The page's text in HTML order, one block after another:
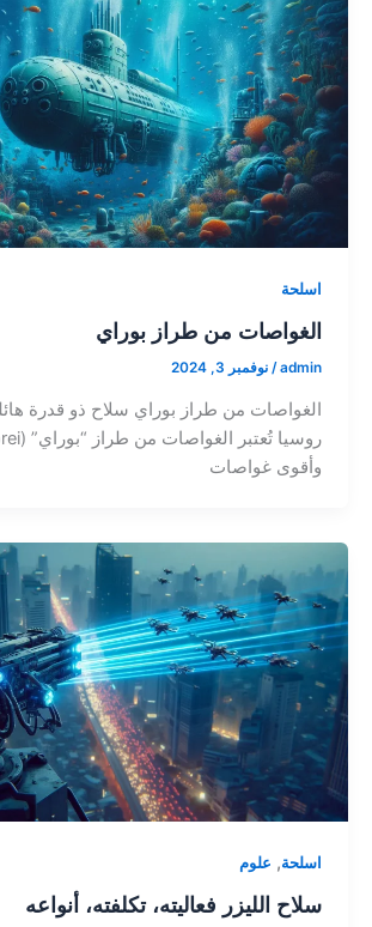
اسلحة
الغواصات من طراز بوراي
admin
/ نوفمبر 3, 2024
الغواصات من طراز بوراي سلاح ذو قدرة
وأقوى غواصات
اسلحة, علوم
سلاح الليزر فعاليته، تكلفته، أنواعه